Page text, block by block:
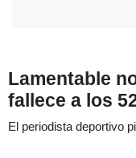
Lamentable
fallece a los
El periodista deportivo